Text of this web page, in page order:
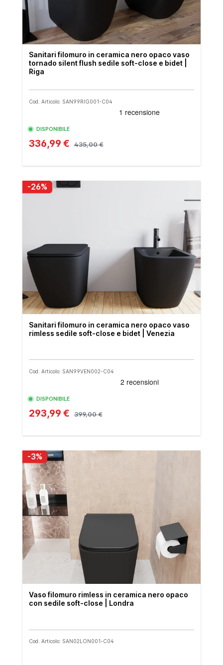
Sanitari filomuro in ceramica nero opaco vaso
tornado silent flush sedile soft-close e bidet |
Riga
Cod. Articolo: SAN99RIG001-C04
DISPONIBILE
336,99 € 435,00 €
-26%
Sanitari filomuro in ceramica nero opaco vaso
rimless sedile soft-close e bidet | Venezia
Cod. Articolo: SAN99VEN002-C04
DISPONIBILE
293,99 € 399,00 €
-3%
Vaso filomuro rimless in ceramica nero opaco
con sedile soft-close | Londra
Cod. Articolo: SAN02LON001-C04